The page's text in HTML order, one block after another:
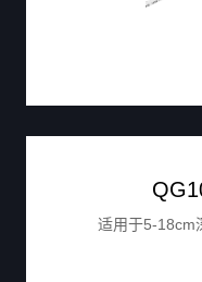
适用于5-18cm